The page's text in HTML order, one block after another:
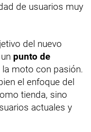
de usuarios muy
del nuevo
punto de
la moto con pasión.
el enfoque del
tienda, sino
actuales y